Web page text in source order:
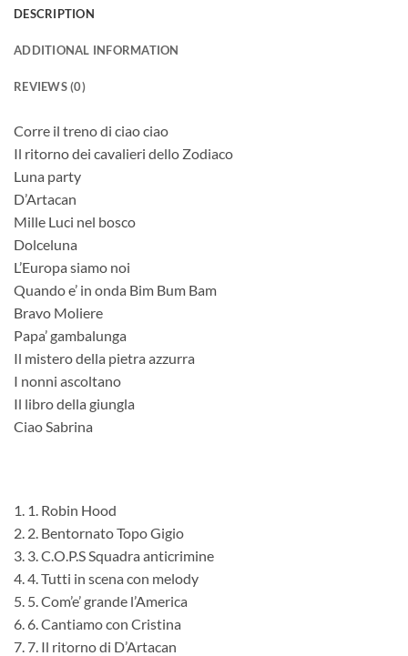
DESCRIPTION
ADDITIONAL INFORMATION
REVIEWS (0)
Corre il treno di ciao ciao
Il ritorno dei cavalieri dello Zodiaco
Luna party
D’Artacan
Mille Luci nel bosco
Dolceluna
L’Europa siamo noi
Quando e’ in onda Bim Bum Bam
Bravo Moliere
Papa’ gambalunga
Il mistero della pietra azzurra
I nonni ascoltano
Il libro della giungla
Ciao Sabrina
1. 1. Robin Hood
2. 2. Bentornato Topo Gigio
3. 3. C.O.P.S Squadra anticrimine
4. 4. Tutti in scena con melody
5. 5. Com’e’ grande l’America
6. 6. Cantiamo con Cristina
7. 7. Il ritorno di D’Artacan